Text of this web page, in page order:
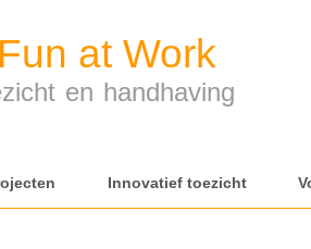
at Work
en handhaving
Innovatief toezicht